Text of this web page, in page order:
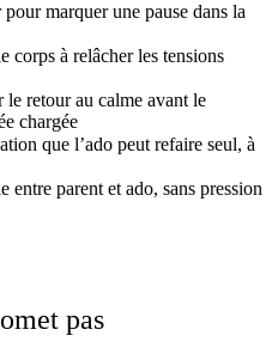
marquer une pause dans la
corps à relâcher les tensions
retour au calme avant le
chargée
que l’ado peut refaire seul, à
entre parent et ado, sans pression
pas